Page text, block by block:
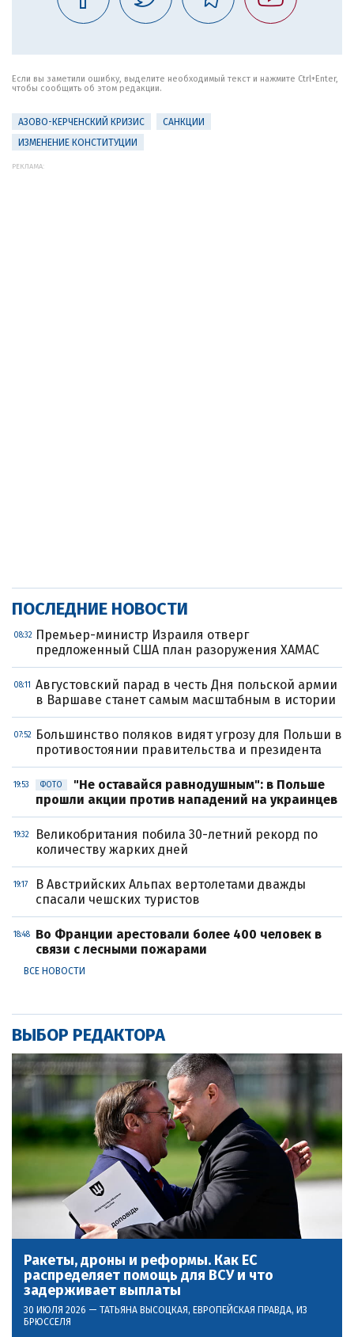
Если вы заметили ошибку, выделите необходимый текст и нажмите Ctrl+Enter,
чтобы сообщить об этом редакции.
АЗОВО-КЕРЧЕНСКИЙ КРИЗИС
САНКЦИИ
ИЗМЕНЕНИЕ КОНСТИТУЦИИ
РЕКЛАМА:
ПОСЛЕДНИЕ НОВОСТИ
08:32
Премьер-министр Израиля отверг
предложенный США план разоружения ХАМАС
08:11
Августовский парад в честь Дня польской армии
в Варшаве станет самым масштабным в истории
07:52
Большинство поляков видят угрозу для Польши в
противостоянии правительства и президента
19:53 ФОТО
"Не оставайся равнодушным": в Польше
прошли акции против нападений на украинцев
19:32
Великобритания побила 30-летний рекорд по
количеству жарких дней
19:17
В Австрийских Альпах вертолетами дважды
спасали чешских туристов
18:48
Во Франции арестовали более 400 человек в
связи с лесными пожарами
ВСЕ НОВОСТИ
ВЫБОР РЕДАКТОРА
Ракеты, дроны и реформы. Как ЕС
распределяет помощь для ВСУ и что
задерживает выплаты
30 ИЮЛЯ 2026 — ТАТЬЯНА ВЫСОЦКАЯ , ЕВРОПЕЙСКАЯ ПРАВДА, ИЗ
БРЮССЕЛЯ